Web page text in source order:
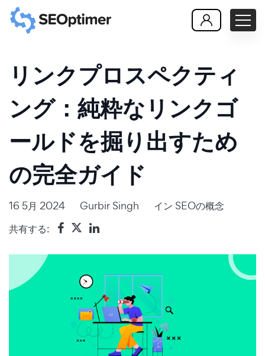
リンクプロスペクティ
ング：純粋なリンクゴ
ールドを掘り出すため
の完全ガイド
16 5月 2024 Gurbir Singh イン SEOの概念
共有する: